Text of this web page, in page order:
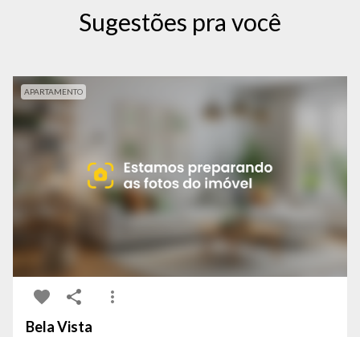
Sugestões pra você
APARTAMENTO
Bela Vista